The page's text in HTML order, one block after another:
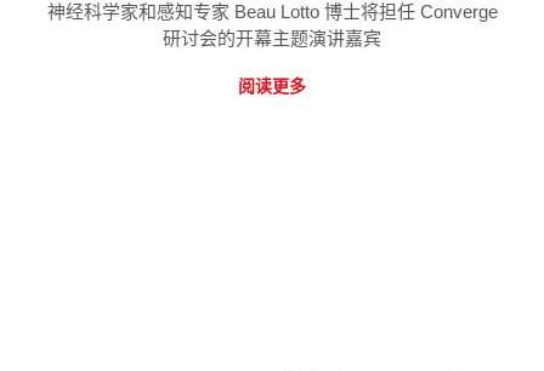
神经科学家和感知专家 Beau Lotto 博士将担任 Converge
研讨会的开幕主题演讲嘉宾
阅读更多